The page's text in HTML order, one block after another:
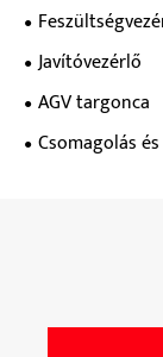
Javítóvezérlő
AGV targonca
Csomagolás